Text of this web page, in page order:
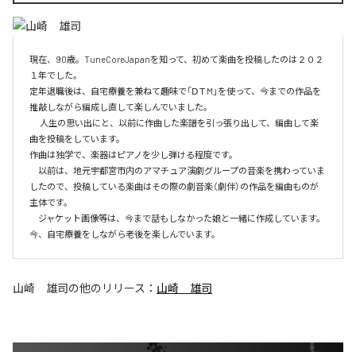
現在、90歳。TuneCoreJapanを知って、初めて楽曲を投稿したのは２０２
１年でした。
定年退職後は、自宅療養を兼ねて趣味で「ⅮＴM」を使って、今までの作品を
推敲しながら編成し直して楽しんでいました。
人生の思い出にと、以前に作曲した楽譜を引っ張り出して、編曲して楽
曲を投稿をしています。
作曲は独学で、楽器はピアノを少し弾ける程度です。
以前は、地元宇都宮市内のアマチュア演劇グループの音楽を携わっていま
したので、投稿している楽曲はその際の劇音楽（劇伴）の作品を編曲ものが
主体です。
ジャケット画像等は、今まで話もしなかった娘と一緒に作成しています。
今、自宅療養をしながら老後を楽しんでいます。
山崎 雄司の他のリリース： 山崎 雄司